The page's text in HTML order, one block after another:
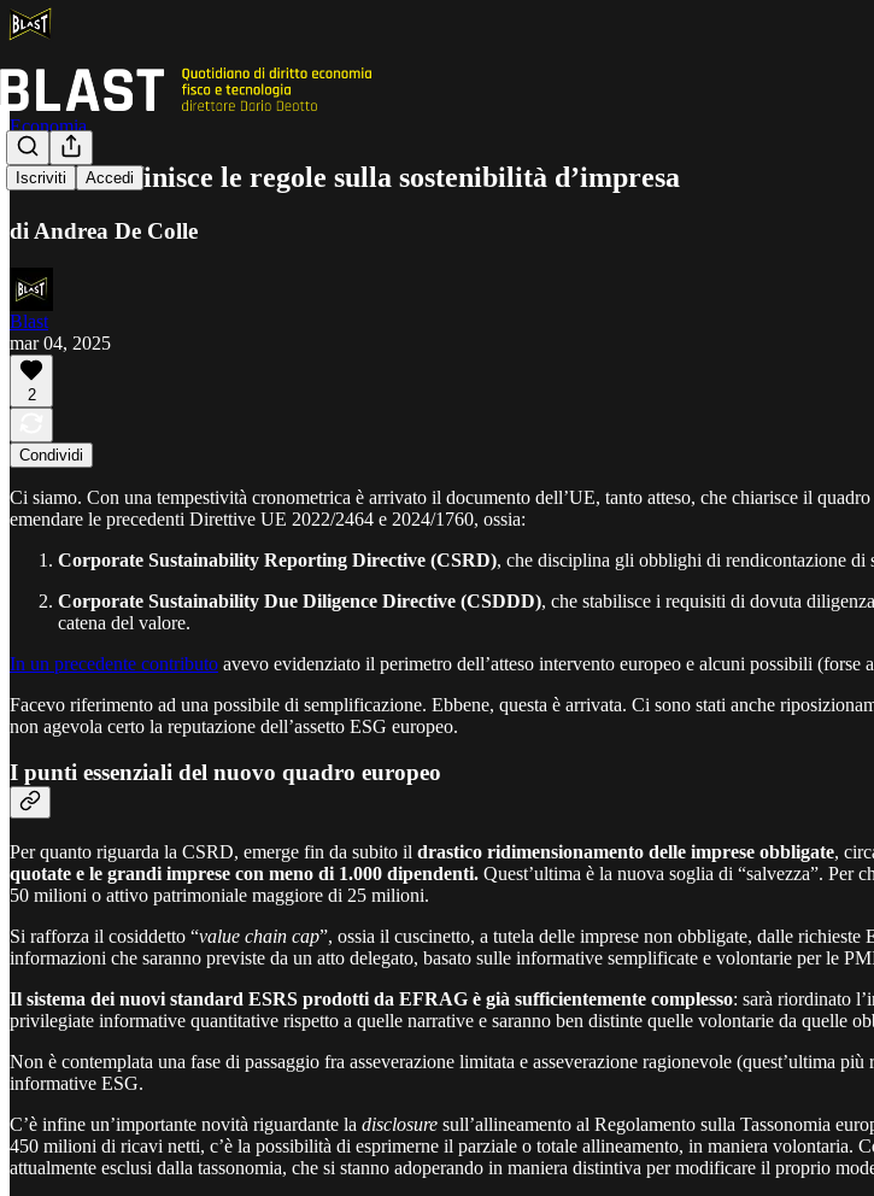
Iscriviti Accedi
Economia
L’UE ridefinisce le regole sulla sostenibilità d’impresa
di Andrea De Colle
Blast
mar 04, 2025
2
Condividi
Ci siamo. Con una tempestività cronometrica è arrivato il documento dell’UE, tanto atteso, che chiarisce il
emendare le precedenti Direttive UE 2022/2464 e 2024/1760, ossia:
Corporate Sustainability Reporting Directive (CSRD), che disciplina gli obblighi di rendicontazione di
Corporate Sustainability Due Diligence Directive (CSDDD), che stabilisce i requisiti di dovuta
catena del valore.
In un precedente contributo avevo evidenziato il perimetro dell’atteso intervento europeo e alcuni possibili (forse
Facevo riferimento ad una possibile di semplificazione. Ebbene, questa è arrivata. Ci sono stati anche
non agevola certo la reputazione dell’assetto ESG europeo.
I punti essenziali del nuovo quadro europeo
Per quanto riguarda la CSRD, emerge fin da subito il drastico ridimensionamento delle imprese obbligate,
quotate e le grandi imprese con meno di 1.000 dipendenti. Quest’ultima è la nuova soglia di “salvezza”. Per
50 milioni o attivo patrimoniale maggiore di 25 milioni.
Si rafforza il cosiddetto “value chain cap”, ossia il cuscinetto, a tutela delle imprese non obbligate, dalle
informazioni che saranno previste da un atto delegato, basato sulle informative semplificate e volontarie per le
Il sistema dei nuovi standard ESRS prodotti da EFRAG è già sufficientemente complesso: sarà riordinato
privilegiate informative quantitative rispetto a quelle narrative e saranno ben distinte quelle volontarie da quelle
Non è contemplata una fase di passaggio fra asseverazione limitata e asseverazione ragionevole (quest’ultima
informative ESG.
C’è infine un’importante novità riguardante la disclosure sull’allineamento al Regolamento sulla Tassonomia
450 milioni di ricavi netti, c’è la possibilità di esprimerne il parziale o totale allineamento, in maniera volontaria.
attualmente esclusi dalla tassonomia, che si stanno adoperando in maniera distintiva per modificare il proprio